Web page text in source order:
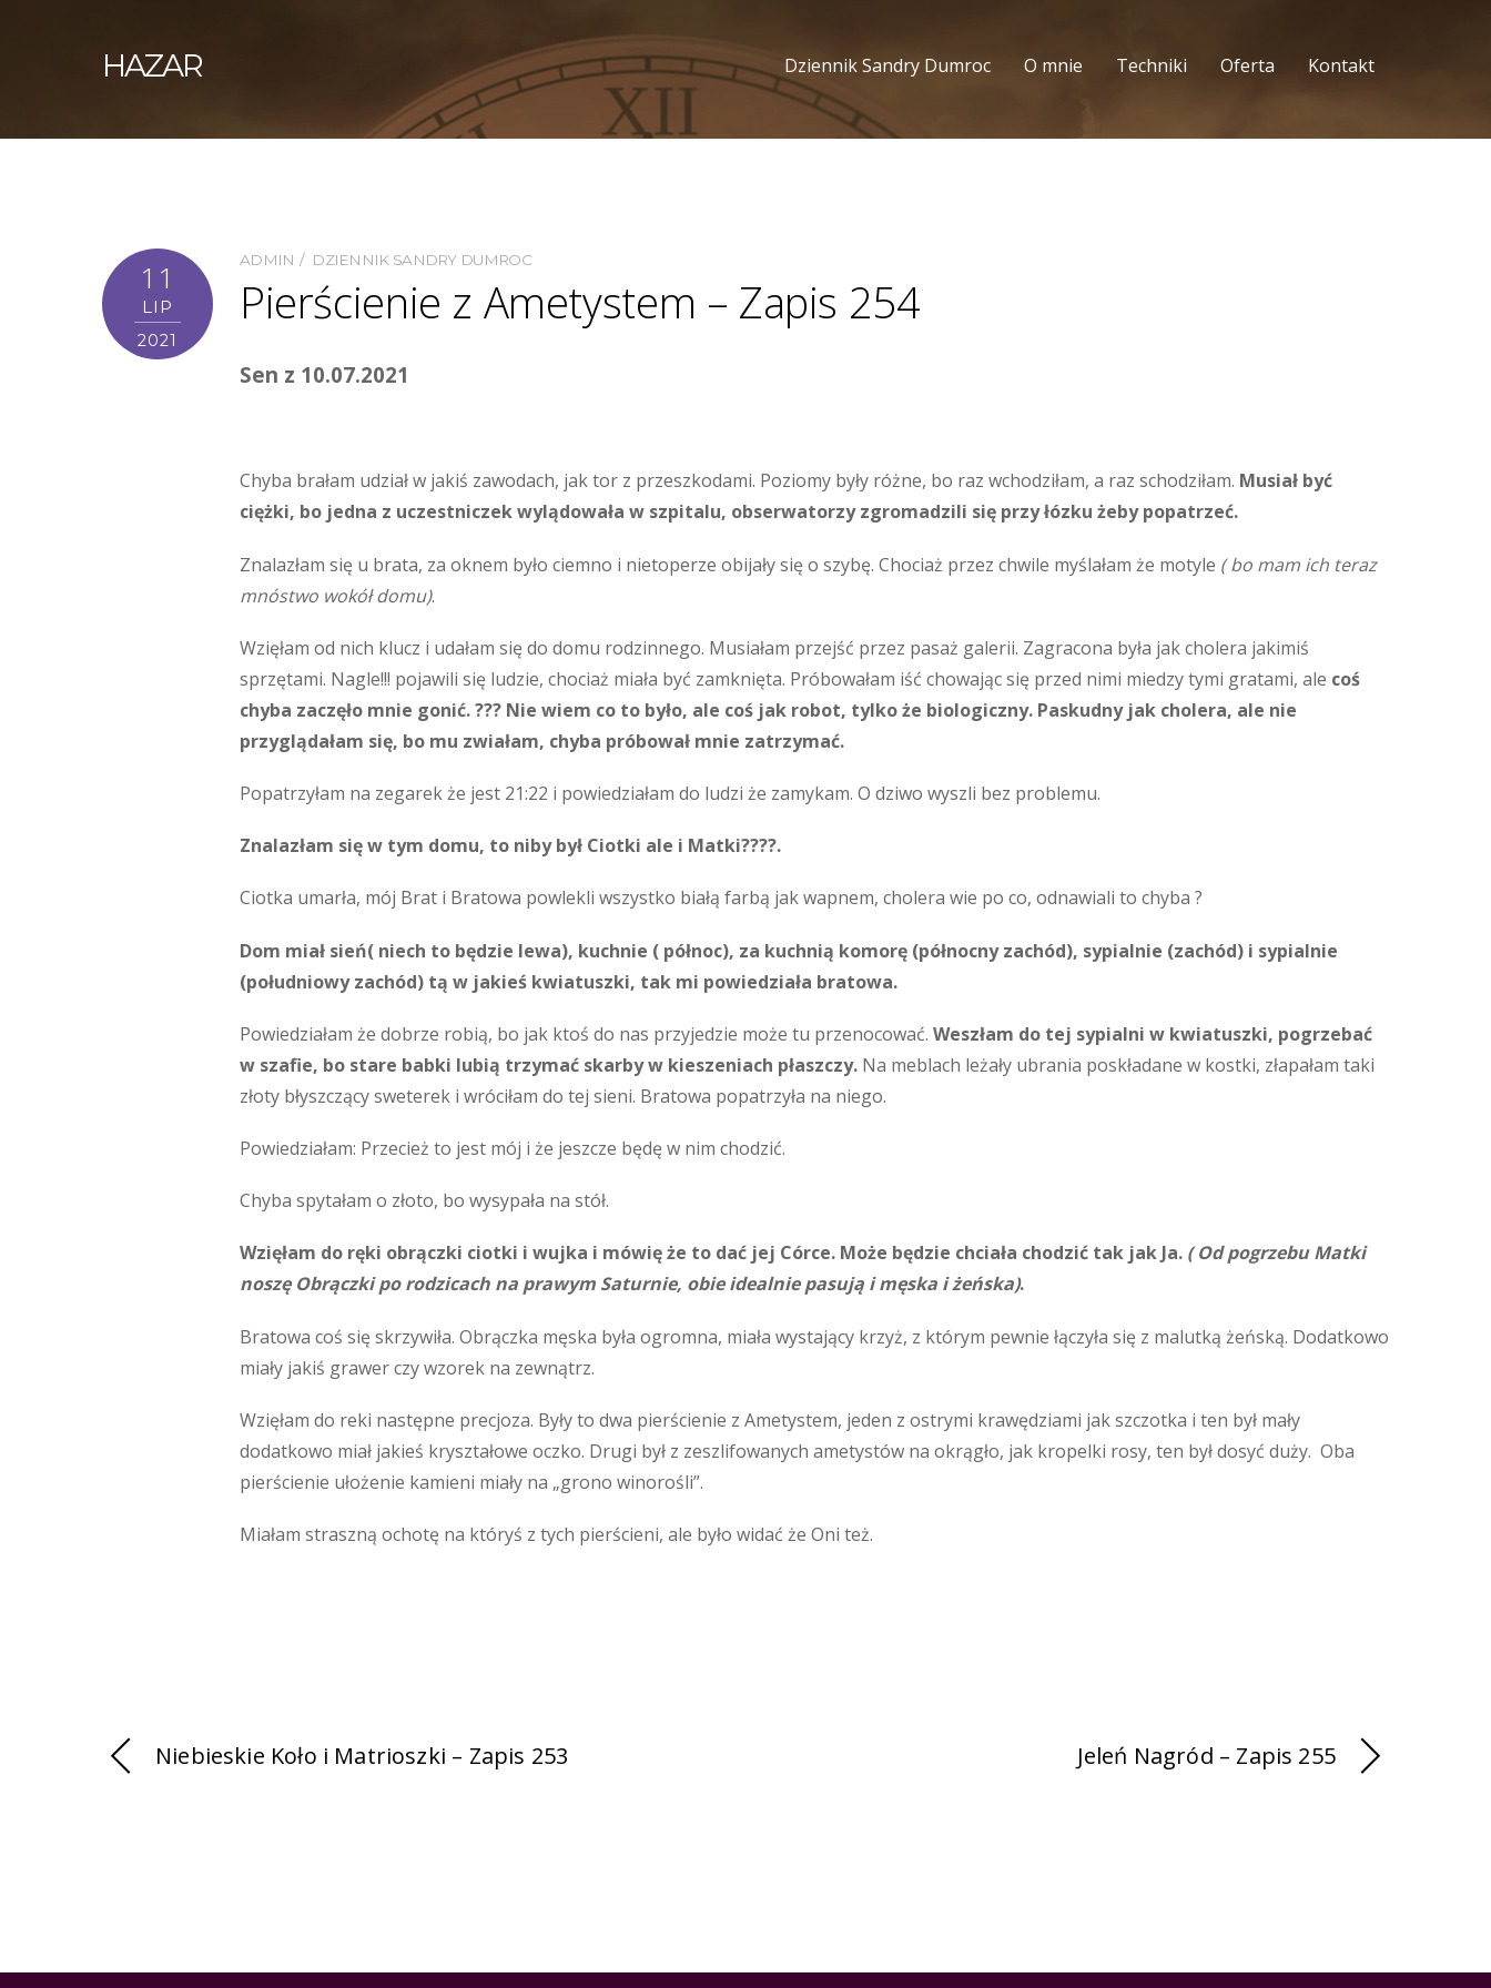
HAZAR Dziennik Sandry Dumroc O mnie Techniki Oferta Kontakt
11
LIP
2021
ADMIN DZIENNIK SANDRY DUMROC
Pierścienie z Ametystem – Zapis 254
Sen z 10.07.2021
Chyba brałam udział w jakiś zawodach, jak tor z przeszkodami. Poziomy były różne, bo raz wchodziłam, a raz schodziłam. Musiał być
ciężki, bo jedna z uczestniczek wylądowała w szpitalu, obserwatorzy zgromadzili się przy łózku żeby popatrzeć.
Znalazłam się u brata, za oknem było ciemno i nietoperze obijały się o szybę. Chociaż przez chwile myślałam że motyle ( bo mam ich teraz
mnóstwo wokół domu).
Wzięłam od nich klucz i udałam się do domu rodzinnego. Musiałam przejść przez pasaż galerii. Zagracona była jak cholera jakimiś
sprzętami. Nagle!!! pojawili się ludzie, chociaż miała być zamknięta. Próbowałam iść chowając się przed nimi miedzy tymi gratami, ale coś
chyba zaczęło mnie gonić.??? Nie wiem co to było, ale coś jak robot, tylko że biologiczny. Paskudny jak cholera, ale nie
przyglądałam się, bo mu zwiałam, chyba próbował mnie zatrzymać.
Popatrzyłam na zegarek że jest 21:22 i powiedziałam do ludzi że zamykam. O dziwo wyszli bez problemu.
Znalazłam się w tym domu, to niby był Ciotki ale i Matki????.
Ciotka umarła, mój Brat i Bratowa powlekli wszystko białą farbą jak wapnem, cholera wie po co, odnawiali to chyba ?
Dom miał sień( niech to będzie lewa), kuchnie ( północ), za kuchnią komorę (północny zachód), sypialnie (zachód) i sypialnie
(południowy zachód) tą w jakieś kwiatuszki, tak mi powiedziała bratowa.
Powiedziałam że dobrze robią, bo jak ktoś do nas przyjedzie może tu przenocować. Weszłam do tej sypialni w kwiatuszki, pogrzebać
w szafie, bo stare babki lubią trzymać skarby w kieszeniach płaszczy. Na meblach leżały ubrania poskładane w kostki, złapałam taki
złoty błyszczący sweterek i wróciłam do tej sieni. Bratowa popatrzyła na niego.
Powiedziałam: Przecież to jest mój i że jeszcze będę w nim chodzić.
Chyba spytałam o złoto, bo wysypała na stół.
Wzięłam do ręki obrączki ciotki i wujka i mówię że to dać jej Córce. Może będzie chciała chodzić tak jak Ja. ( Od pogrzebu Matki
noszę Obrączki po rodzicach na prawym Saturnie, obie idealnie pasują i męska i żeńska).
Bratowa coś się skrzywiła. Obrączka męska była ogromna, miała wystający krzyż, z którym pewnie łączyła się z malutką żeńską. Dodatkowo
miały jakiś grawer czy wzorek na zewnątrz.
Wzięłam do reki następne precjoza. Były to dwa pierścienie z Ametystem, jeden z ostrymi krawędziami jak szczotka i ten był mały
dodatkowo miał jakieś kryształowe oczko. Drugi był z zeszlifowanych ametystów na okrągło, jak kropelki rosy, ten był dosyć duży. Oba
pierścienie ułożenie kamieni miały na „grono winorośli”.
Miałam straszną ochotę na któryś z tych pierścieni, ale było widać że Oni też.
Niebieskie Koło i Matrioszki – Zapis 253 Jeleń Nagród – Zapis 255